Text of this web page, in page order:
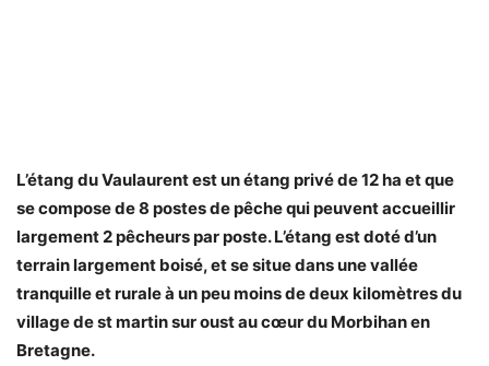
L’étang du Vaulaurent est un étang privé de 12 ha et que
se compose de 8 postes de pêche qui peuvent accueillir
largement 2 pêcheurs par poste. L’étang est doté d’un
terrain largement boisé, et se situe dans une vallée
tranquille et rurale à un peu moins de deux kilomètres du
village de st martin sur oust au cœur du Morbihan en
Bretagne.